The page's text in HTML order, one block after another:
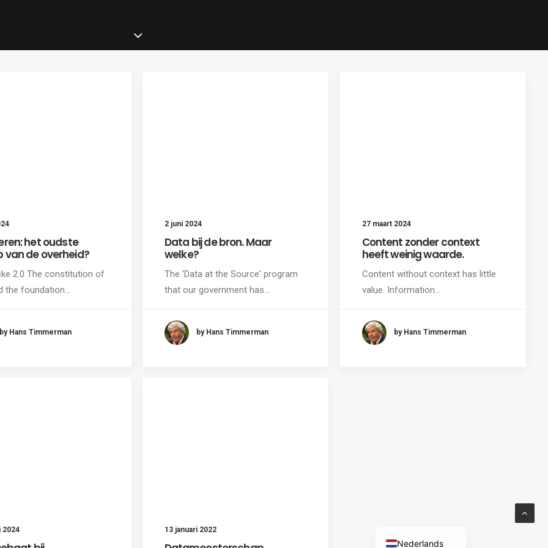
het oudste
van de overheid?
2.0 The constitution of
the foundation…
Hans Timmerman
2 juni 2024
Data bij de bron. Maar
welke?
The 'Data at the Source' program
that our government has…
by Hans Timmerman
27 maart 2024
Content zonder context
heeft weinig waarde.
Content without context has little
value. Information…
by Hans Timmerman
2024 13 januari 2022
Nederlands